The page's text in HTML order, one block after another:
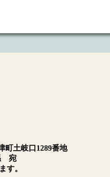
町土岐口1289番地
宛
す。